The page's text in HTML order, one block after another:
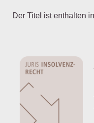
Der Titel ist enthalten